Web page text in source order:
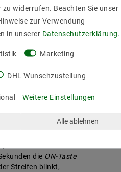
Markenfarben betonen,
dynamisch
blitzschnell abrufen.
Installationen.
Schritten
gemeinsam,
die ON-Taste
Streifen blinkt,
widerrufen. Beachten Sie unser
zur Verwendung
in unserer Daten­schutz­erklärung.
Marketing
DHL Wunschzustellung
Weitere Einstellungen
Alle ablehnen